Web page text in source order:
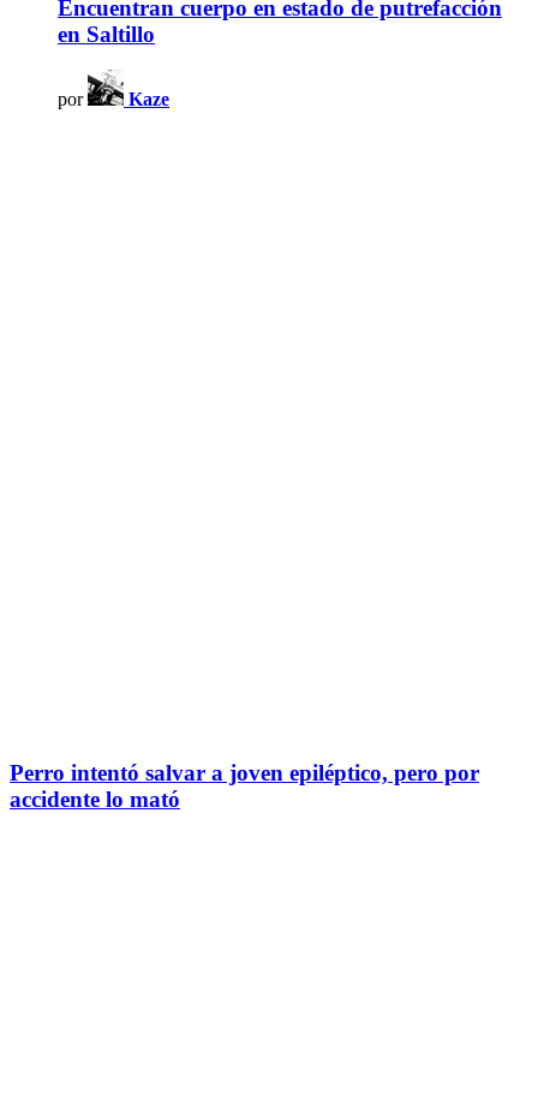
Encuentran cuerpo en estado de putrefacción
en Saltillo
por Kaze
Perro intentó salvar a joven epiléptico, pero por
accidente lo mató